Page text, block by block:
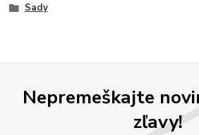
Sady
Nepremeškajte
zľavy!